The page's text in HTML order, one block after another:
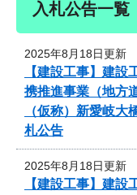
入札公告一覧
2025年8月18日更新
【建設工事】建
携推進事業（地方
（仮称）新愛岐大
札公告
2025年8月18日更新
【建設工事】建